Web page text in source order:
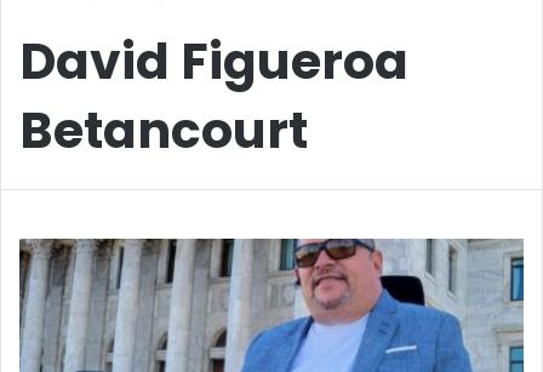
David Figueroa
Betancourt